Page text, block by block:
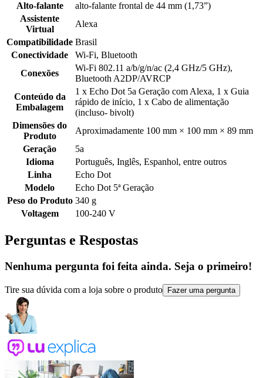
Alto-falante
alto-falante frontal de 44 mm (1,73”)
Assistente
Virtual
Alexa
Compatibilidade Brasil
Conectividade
Wi-Fi, Bluetooth
Conexões
Wi-Fi 802.11 a/b/g/n/ac (2,4 GHz/5 GHz),
Bluetooth A2DP/AVRCP
Conteúdo da
Embalagem
1 x Echo Dot 5a Geração com Alexa, 1 x Guia
rápido de início, 1 x Cabo de alimentação
(incluso- bivolt)
Dimensões do
Produto
Aproximadamente 100 mm × 100 mm × 89 mm
Geração
5a
Idioma
Português, Inglês, Espanhol, entre outros
Linha
Echo Dot
Modelo
Echo Dot 5ª Geração
Peso do Produto 340 g
Voltagem
100-240 V
Perguntas e Respostas
Nenhuma pergunta foi feita ainda. Seja o primeiro!
Tire sua dúvida com a loja sobre o produto Fazer uma pergunta